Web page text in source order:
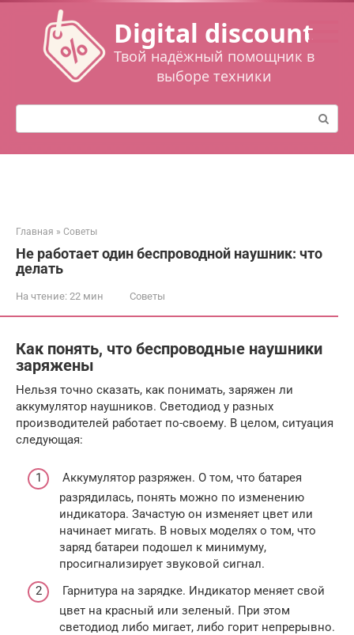
Перейти
контенту
Digital discount
Твой надёжный помощник в
выборе техники
Поиск:
Главная » Советы
Не работает один беспроводной наушник: что
делать
На чтение: 22 мин Советы
Как понять, что беспроводные наушники
заряжены
Нельзя точно сказать, как понимать, заряжен ли
аккумулятор наушников. Светодиод у разных
производителей работает по-своему. В целом, ситуация
следующая:
Аккумулятор разряжен. О том, что батарея
разрядилась, понять можно по изменению
индикатора. Зачастую он изменяет цвет или
начинает мигать. В новых моделях о том, что
заряд батареи подошел к минимуму,
просигнализирует звуковой сигнал.
Гарнитура на зарядке. Индикатор меняет свой
цвет на красный или зеленый. При этом
светодиод либо мигает, либо горит непрерывно.